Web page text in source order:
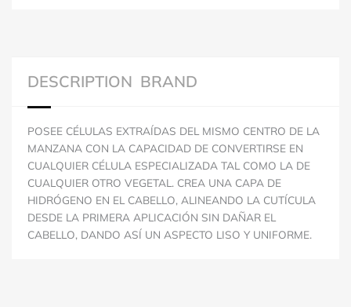
DESCRIPTION BRAND
POSEE CÉLULAS EXTRAÍDAS DEL MISMO CENTRO DE LA
MANZANA CON LA CAPACIDAD DE CONVERTIRSE EN
CUALQUIER CÉLULA ESPECIALIZADA TAL COMO LA DE
CUALQUIER OTRO VEGETAL. CREA UNA CAPA DE
HIDRÓGENO EN EL CABELLO, ALINEANDO LA CUTÍCULA
DESDE LA PRIMERA APLICACIÓN SIN DAÑAR EL
CABELLO, DANDO ASÍ UN ASPECTO LISO Y UNIFORME.